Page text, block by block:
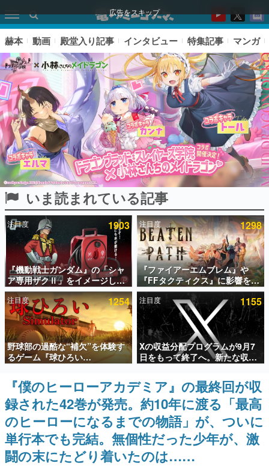
広告をスキップ
ピックアップ
電ファミのいま読まれている記事ランキング
アプリセール情報
インタビュー
連載・特集一覧
殿堂入り記事
SNS拡散数が数千以上！ ページビュー数万以上！ などな
ど。多くの人々に読まれた、電ファミ渾身の“殿堂入り”記
事をまとめました。
ゲームの企画書
名作ゲームクリエイターの方々に製作時のエピソードをお
聞きし、ヒットする企画（ゲーム）とは何か？を探ってい
きます。
赫本
この物語を解いてはいけない。『赫本』は、〈試験問題〉
の形をした短編ホラー小説集です。
赫本 動画 殿堂入り記事 インタビュー 特集記事 マンガ
いま読まれている記事
注目度 1903
『機動戦士ガンダム』の「シャ
ア専用ザクⅡ」をイメージした
散水ホースリールが予約開始。
本体にはシャアのパーソナルマ
ークやジオン公国軍のエンブレ
ム、型式番号などを配置
注目度 1298
『ファイアーエムブレム』や
『FFタクティクス』に影響を受
けた新作戦略RPG『Beaten
Path』2027年に発売へ。
PC（Steam）、PS5、Xbox、
Switch向けにリリース予定
注目度 1254
野球部の過酷な“補欠”を体験す
るゲーム『球ひろい
Simulator』が「1件」のウィッ
シュリストをもとにチェコ語に
対応しSNSで話題に。『キング
ダム・カム』開発元やチェコの
プロ野球選手から称賛の声
注目度 1155
Xの収益分配プログラムが9月7
日をもって終了へ。新たな収益
化制度「Original Content
Rewards Program」を発表
『僕のヒーローアカデミア』の最終回が収
録された42巻が発売。約10年に渡る「最高
のヒーローになるまでの物語」が、ついに
単行本でも完結。無個性だった少年が、激
闘の末にたどり着いたのは……